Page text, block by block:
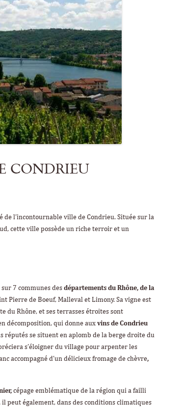
CONDRIEU
de l’incontournable ville de Condrieu. Située sur la
cette ville possède un riche terroir et un
7 communes des départements du Rhône, de la
Pierre de Boeuf, Malleval et Limony. Sa vigne est
du Rhône, et ses terrasses étroites sont
décomposition, qui donne aux vins de Condrieu
réputés se situent en aplomb de la berge droite du
s’éloigner du village pour arpenter les
accompagné d’un délicieux fromage de chèvre,
cépage emblématique de la région qui a failli
peut également, dans des conditions climatiques